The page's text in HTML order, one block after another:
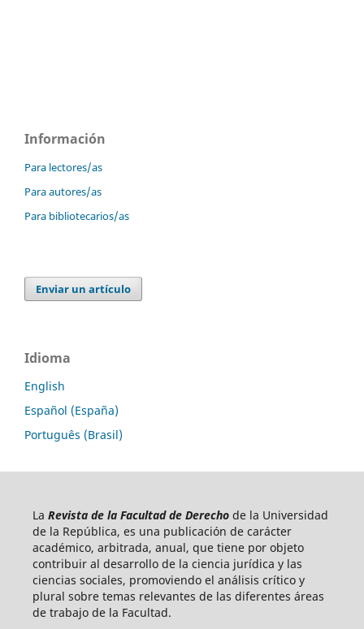
Información
Para lectores/as
Para autores/as
Para bibliotecarios/as
Enviar un artículo
Idioma
English
Español (España)
Português (Brasil)
La Revista de la Facultad de Derecho de la Universidad
de la República, es una publicación de carácter
académico, arbitrada, anual, que tiene por objeto
contribuir al desarrollo de la ciencia jurídica y las
ciencias sociales, promoviendo el análisis crítico y
plural sobre temas relevantes de las diferentes áreas
de trabajo de la Facultad.